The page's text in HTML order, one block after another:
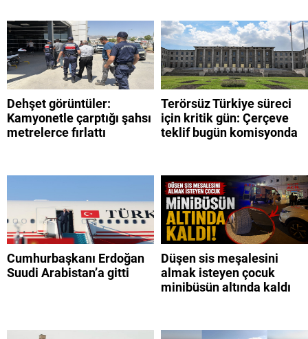
Dehşet görüntüler:
Kamyonetle çarptığı şahsı
metrelerce fırlattı
Terörsüz Türkiye süreci
için kritik gün: Çerçeve
teklif bugün komisyonda
Cumhurbaşkanı Erdoğan
Suudi Arabistan’a gitti
Düşen sis meşalesini
almak isteyen çocuk
minibüsün altında kaldı